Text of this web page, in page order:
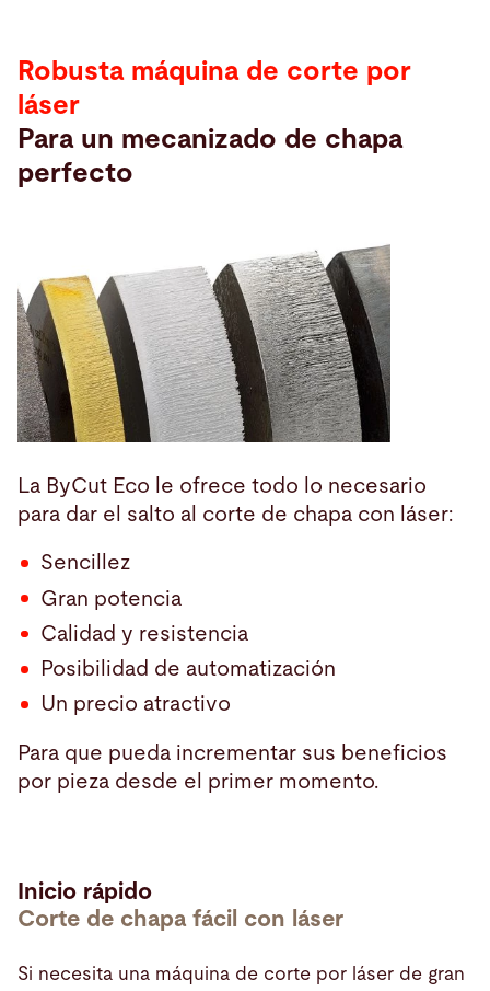
Robusta máquina de corte por
láser
Para un mecanizado de chapa
perfecto
La ByCut Eco le ofrece todo lo necesario
para dar el salto al corte de chapa con láser:
Sencillez
Gran potencia
Calidad y resistencia
Posibilidad de automatización
Un precio atractivo
Para que pueda incrementar sus beneficios
por pieza desde el primer momento.
Inicio rápido
Corte de chapa fácil con láser
Si necesita una máquina de corte por láser de gran